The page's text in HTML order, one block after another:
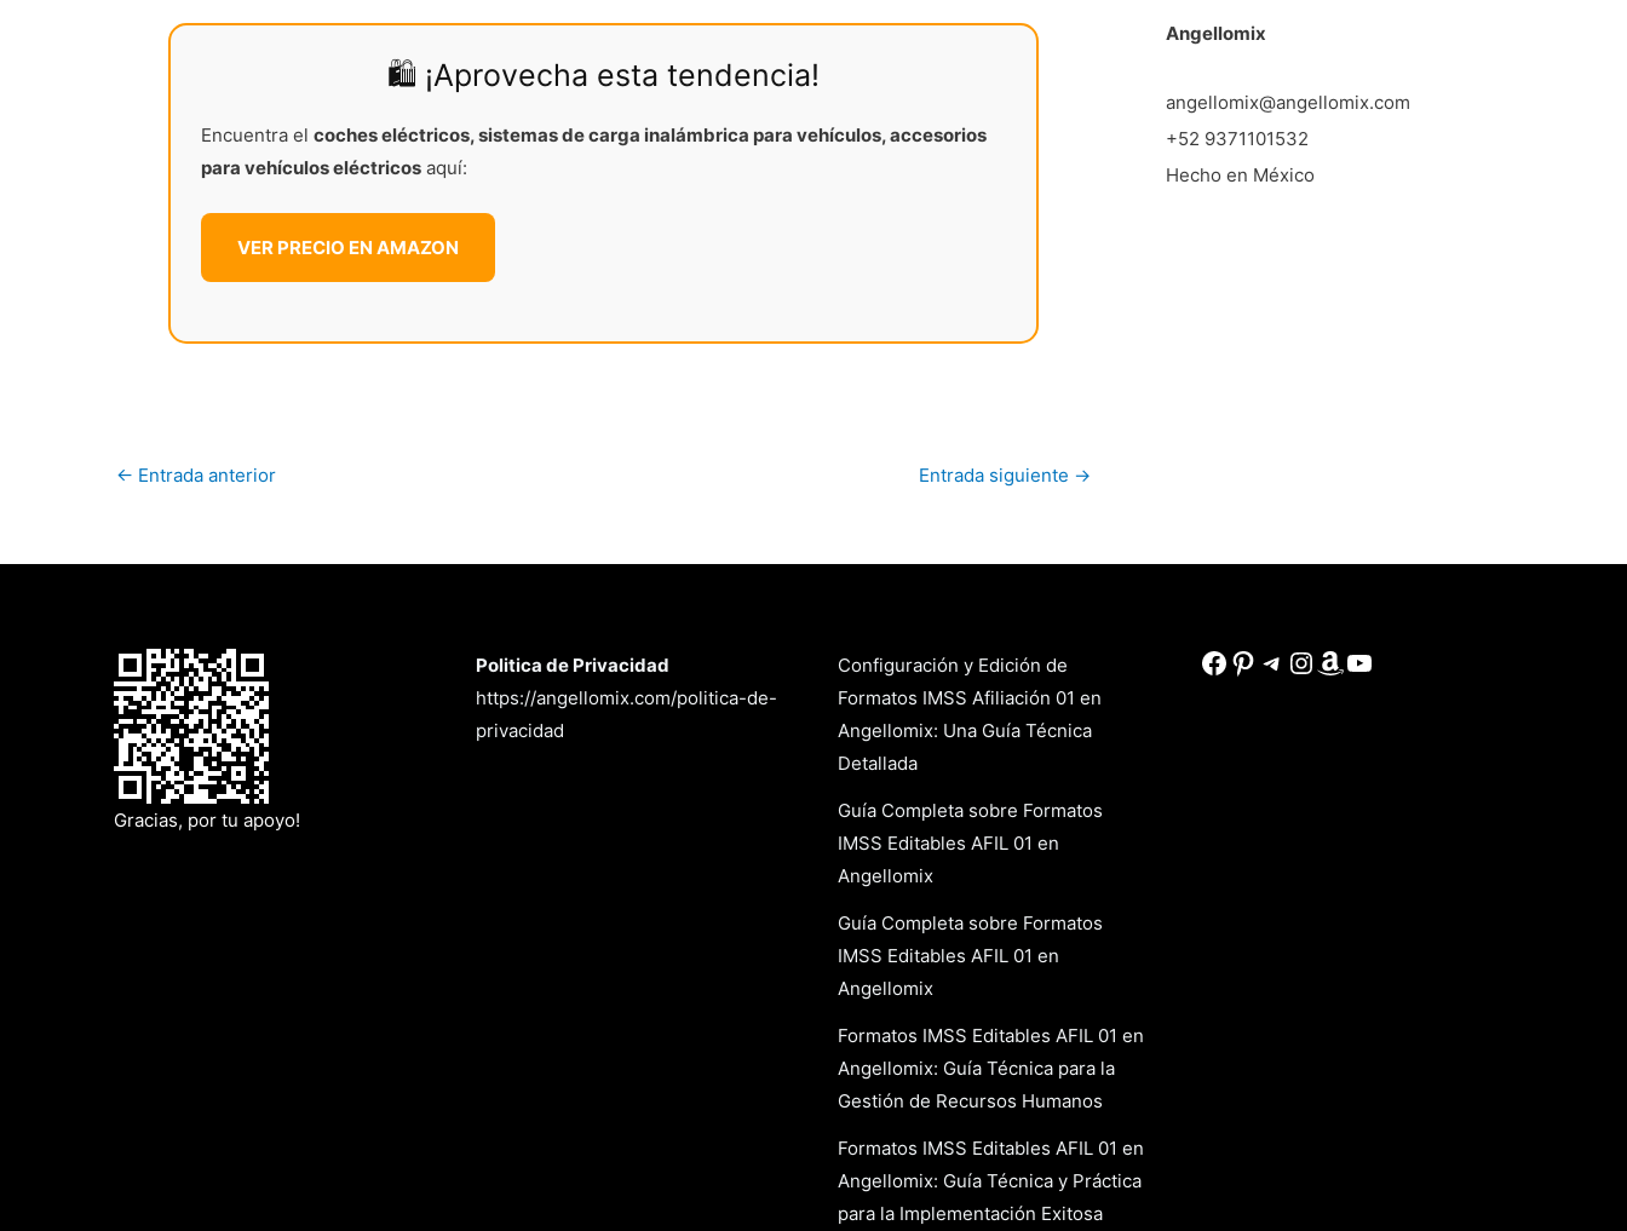
🛍️ ¡Aprovecha esta tendencia!
Encuentra el coches eléctricos, sistemas de carga inalámbrica para vehículos, accesorios
para vehículos eléctricosaquí:
VER PRECIO EN AMAZON
← Entrada anterior Entrada siguiente →
Angellomix
angellomix@angellomix.com
+52 9371101532
Hecho en México
Gracias, por tu apoyo!
Politica de Privacidad
https://angellomix.com/politica-de-
privacidad
Configuración y Edición de
Formatos IMSS Afiliación 01 en
Angellomix: Una Guía Técnica
Detallada
Guía Completa sobre Formatos
IMSS Editables AFIL 01 en
Angellomix
Guía Completa sobre Formatos
IMSS Editables AFIL 01 en
Angellomix
Formatos IMSS Editables AFIL 01 en
Angellomix: Guía Técnica para la
Gestión de Recursos Humanos
Formatos IMSS Editables AFIL 01 en
Angellomix: Guía Técnica y Práctica
para la Implementación Exitosa
Facebook
Pinterest
Telegram
Instagram
Amazon
YouTube